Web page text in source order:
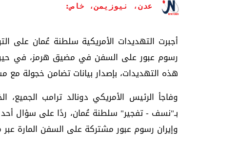
عدن، نيوزيمن، خاص:
أجبرت التهديدات الأمريكية سلطنة عُمان على
رسوم عبور على السفن في مضيق هرمز، في
هذه التهديدات، بإصدار بيانات تضامن خجولة
وفاجأ الرئيس الأمريكي دونالد ترامب
بـ"نسف - تفجير" سلطنة عُمان، ردًا على سؤال
وإيران رسوم عبور مشتركة على السفن المارة